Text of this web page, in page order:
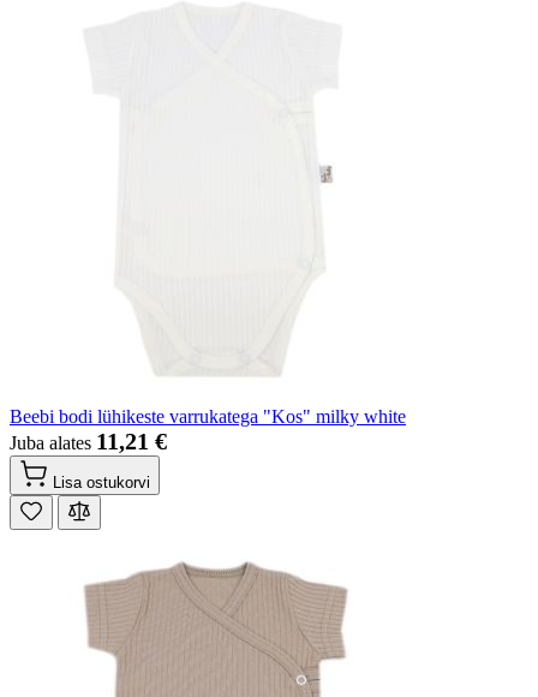
Beebi bodi lühikeste varrukatega "Kos" milky white
Juba alates 11,21 €
Lisa ostukorvi